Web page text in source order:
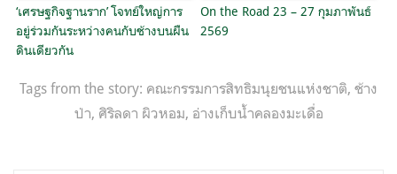
‘เศรษฐกิจฐานราก’ โจทย์ใหญ่การ
อยู่ร่วมกันระหว่างคนกับช้างบนผืน
ดินเดียวกัน
On the Road 23 – 27 กุมภาพันธ์
2569
Tags from the story: คณะกรรมการสิทธิมนุยชนแห่งชาติ, ช้าง
ป่า, ศิริลดา ผิวหอม, อ่างเก็บน้ำคลองมะเดื่อ